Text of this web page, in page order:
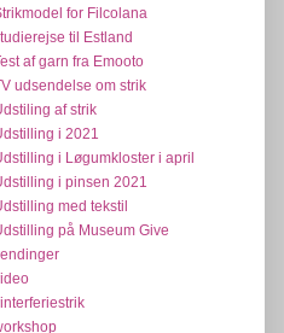
for Filcolana
til Estland
af garn fra Emooto
udsendelse om strik
af strik
i 2021
i Løgumkloster i april
i pinsen 2021
med tekstil
på Museum Give